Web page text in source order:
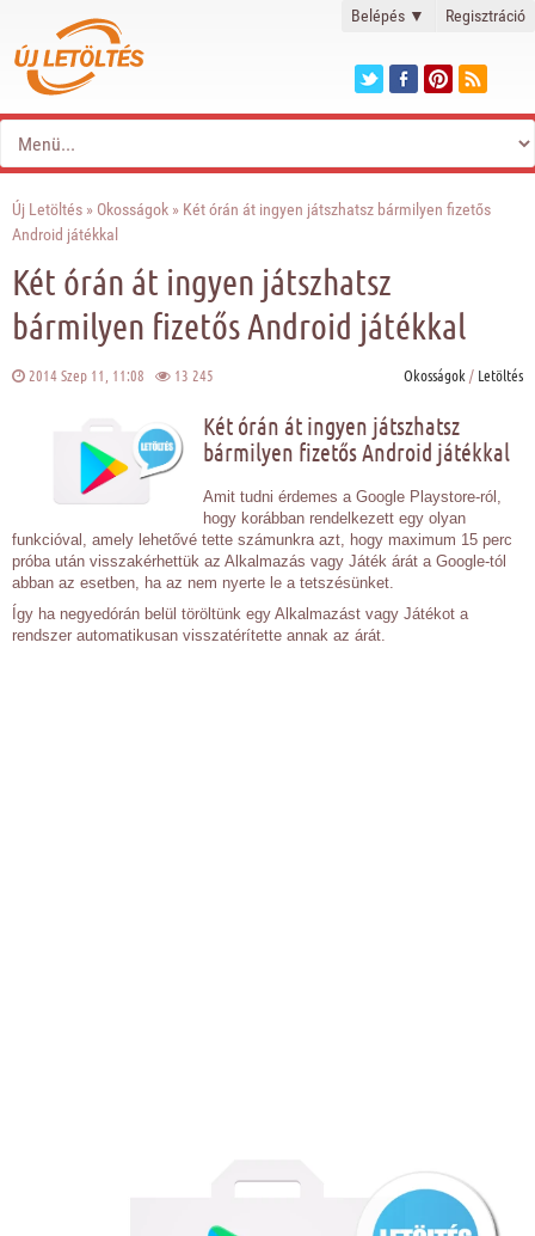
Belépés ▼ Regisztráció
Új Letöltés » Okosságok » Két órán át ingyen játszhatsz bármilyen fizetős
Android játékkal
Két órán át ingyen játszhatsz
bármilyen fizetős Android játékkal
2014 Szep 11, 11:08 13 245 Okosságok / Letöltés
Két órán át ingyen játszhatsz
bármilyen fizetős Android játékkal
Amit tudni érdemes a Google Playstore-ról,
hogy korábban rendelkezett egy olyan
funkcióval, amely lehetővé tette számunkra azt, hogy maximum 15 perc
próba után visszakérhettük az Alkalmazás vagy Játék árát a Google-tól
abban az esetben, ha az nem nyerte le a tetszésünket.
Így ha negyedórán belül töröltünk egy Alkalmazást vagy Játékot a
rendszer automatikusan visszatérítette annak az árát.